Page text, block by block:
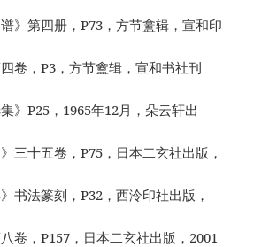
》第四册，P73，方节盫辑，宣和印
卷，P3，方节盦辑，宣和书社刊
》P25，1965年12月，朵云轩出
三十五卷，P75，日本二玄社出版，
书法篆刻，P32，西泠印社出版，
卷，P157，日本二玄社出版，2001